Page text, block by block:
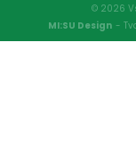
© 2026
MI:SU Design -